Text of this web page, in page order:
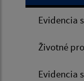
Evidencia
Životné
Evidencia